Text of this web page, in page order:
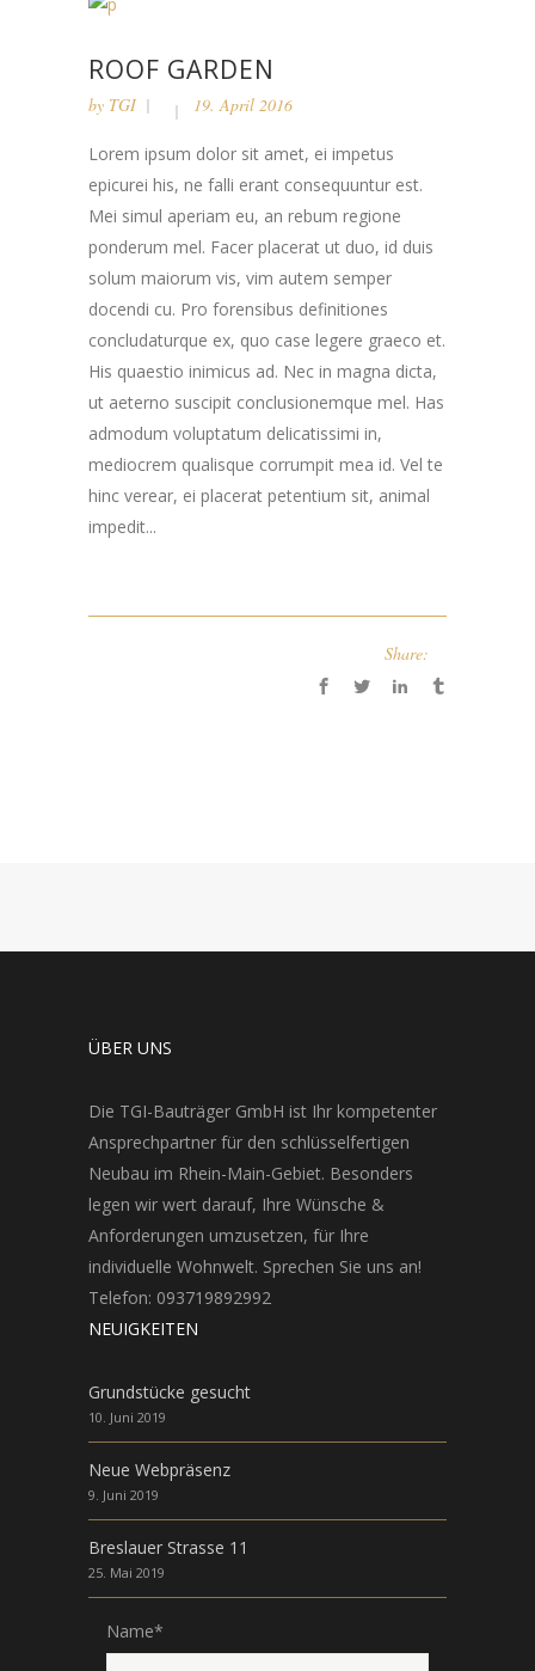
ROOF GARDEN
by TGI 19. April 2016
Lorem ipsum dolor sit amet, ei impetus
epicurei his, ne falli erant consequuntur est.
Mei simul aperiam eu, an rebum regione
ponderum mel. Facer placerat ut duo, id duis
solum maiorum vis, vim autem semper
docendi cu. Pro forensibus definitiones
concludaturque ex, quo case legere graeco et.
His quaestio inimicus ad. Nec in magna dicta,
ut aeterno suscipit conclusionemque mel. Has
admodum voluptatum delicatissimi in,
mediocrem qualisque corrumpit mea id. Vel te
hinc verear, ei placerat petentium sit, animal
impedit...
Share:
ÜBER UNS
Die TGI-Bauträger GmbH ist Ihr kompetenter
Ansprechpartner für den schlüsselfertigen
Neubau im Rhein-Main-Gebiet. Besonders
legen wir wert darauf, Ihre Wünsche &
Anforderungen umzusetzen, für Ihre
individuelle Wohnwelt. Sprechen Sie uns an!
Telefon: 093719892992
NEUIGKEITEN
Grundstücke gesucht
10. Juni 2019
Neue Webpräsenz
9. Juni 2019
Breslauer Strasse 11
25. Mai 2019
Name*